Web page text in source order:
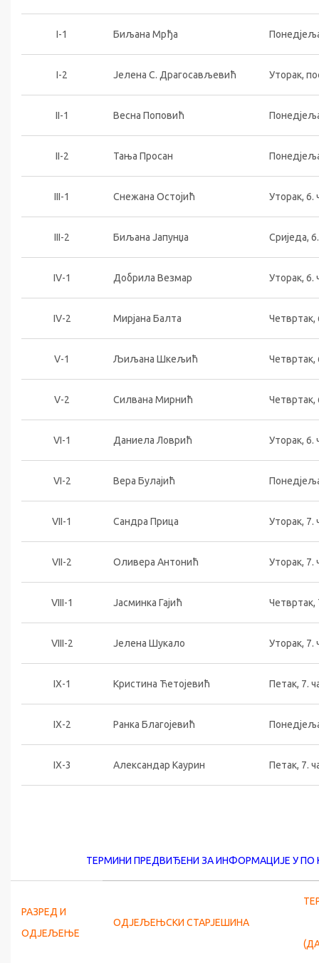
I-1 Биљана Мрђа
I-2 Јелена С. Драгосављевић Уторак,
II-1 Весна Поповић
II-2 Тања Просан
III-1 Снежана Остојић Уторак, 6.
III-2 Биљана Јапунџа Сриједа,
IV-1 Добрила Везмар Уторак, 6.
IV-2 Мирјана Балта Четвртак,
V-1 Љиљана Шкељић Четвртак,
V-2 Силвана Мирнић Четвртак,
VI-1 Даниела Ловрић Уторак, 6.
VI-2 Вера Булајић
VII-1 Сандра Прица Уторак, 7.
VII-2 Оливера Антонић Уторак, 7.
VIII-1 Јасминка Гајић Четвртак,
VIII-2 Јелена Шукало Уторак, 7.
IX-1 Кристина Ћетојевић Петак, 7.
IX-2 Ранка Благојевић
IX-3 Александар Каурин Петак, 7.
ТЕРМИНИ ПРЕДВИЂЕНИ ЗА ИНФОРМАЦИЈЕ У ПО
РАЗРЕД И
ОДЈЕЉЕЊЕ
ОДЈЕЉЕЊСКИ СТАРЈЕШИНА